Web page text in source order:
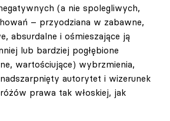
(a nie spolegliwych,
– przyodziana w zabawne,
absurdalne i ośmieszające ją
lub bardziej pogłębione
wartościujące) wybrzmienia,
autorytet i wizerunek
prawa tak włoskiej, jak